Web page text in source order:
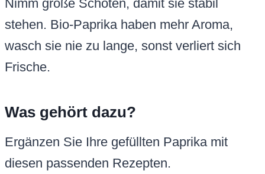
Nimm große Schoten, damit sie stabil
stehen. Bio-Paprika haben mehr Aroma,
wasch sie nie zu lange, sonst verliert sich
Frische.
Was gehört dazu?
Ergänzen Sie Ihre gefüllten Paprika mit
diesen passenden Rezepten.